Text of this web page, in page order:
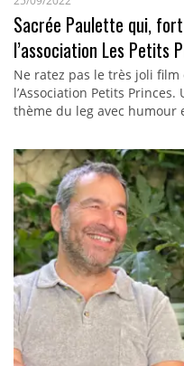
Sacrée Paulette qui,
l’association Les Petits
Ne ratez pas le très joli
l’Association Petits
thème du leg avec humour